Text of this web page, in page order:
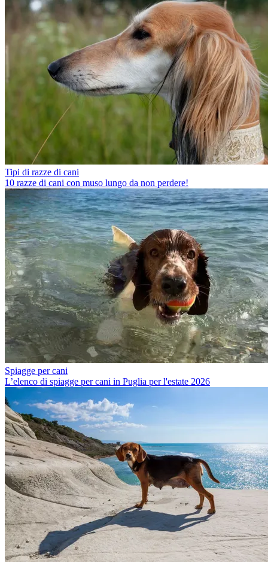
Tipi di razze di cani
10 razze di cani con muso lungo da non perdere!
Spiagge per cani
L’elenco di spiagge per cani in Puglia per l'estate 2026